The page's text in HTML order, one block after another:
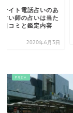
サイト電話占いのあ
占い師の占いは当た
口コミと鑑定内容
2020年6月3日